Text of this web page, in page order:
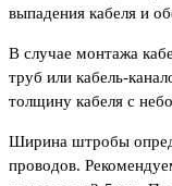
выпадения кабеля и
В случае монтажа
труб или кабель-
толщину кабеля с
Ширина штробы
проводов.